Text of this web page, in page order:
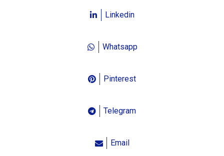
Linkedin
Whatsapp
Pinterest
Telegram
Email